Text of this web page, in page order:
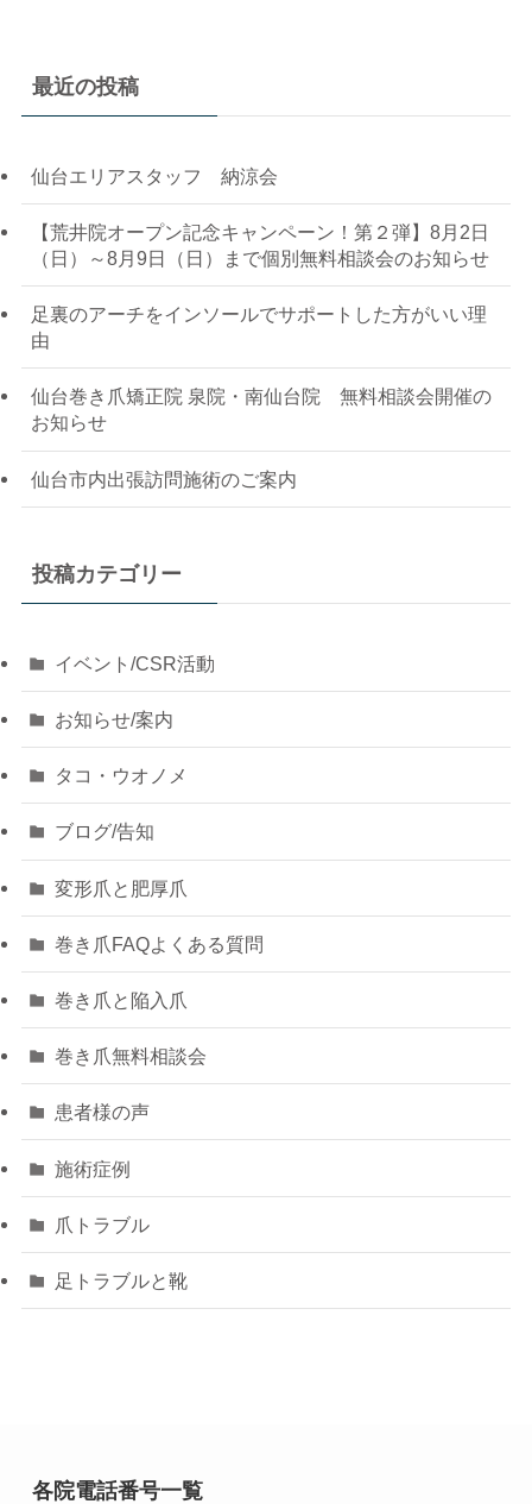
最近の投稿
仙台エリアスタッフ 納涼会
【荒井院オープン記念キャンペーン！第２弾】8月2日
（日）～8月9日（日）まで個別無料相談会のお知らせ
足裏のアーチをインソールでサポートした方がいい理
由
仙台巻き爪矯正院 泉院・南仙台院 無料相談会開催の
お知らせ
仙台市内出張訪問施術のご案内
投稿カテゴリー
イベント/CSR活動
お知らせ/案内
タコ・ウオノメ
ブログ/告知
変形爪と肥厚爪
巻き爪FAQよくある質問
巻き爪と陥入爪
巻き爪無料相談会
患者様の声
施術症例
爪トラブル
足トラブルと靴
各院電話番号一覧